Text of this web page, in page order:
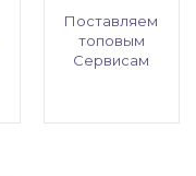
Поставляем
топовым
Сервисам